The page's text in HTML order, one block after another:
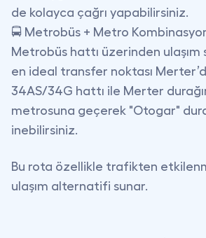
de kolayca çağrı yapabilirsiniz.
🚍 Metrobüs + Metro
Metrobüs hattı üzerinden ulaşım
en ideal transfer noktası
34AS/34G hattı ile Merter
metrosuna geçerek "Otogar"
inebilirsiniz.
Bu rota özellikle trafikten
ulaşım alternatifi sunar.